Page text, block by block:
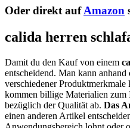
Oder direkt aufAmazon
calida herren
Damit du den Kauf von einem
entscheidend. Man kann anhand
verschiedener
kommen billige Materialien zum
bezüglich der Qualität ab. Das
einen anderen Artikel